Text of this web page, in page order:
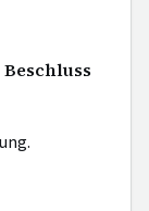
Beschluss